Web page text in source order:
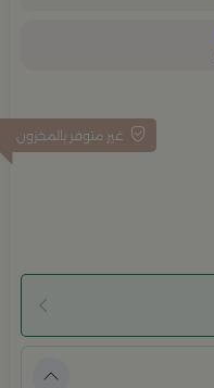
غير متوفر بالمخزون